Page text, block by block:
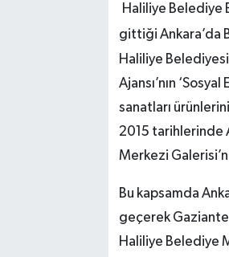
Haliliye Belediye
gittiği Ankara’da
Haliliye
Ajansı’nın
sanatları
2015 tarihlerinde
Merkezi
Bu kapsamda
geçerek
Haliliye Belediye